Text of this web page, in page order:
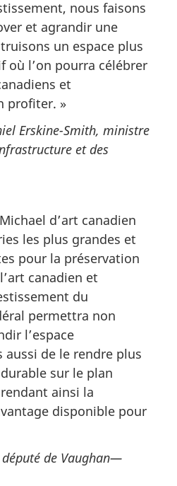
nous faisons
et agrandir une
un espace plus
où l’on pourra célébrer
et
profiter. »
Erskine-Smith, ministre
et des
d’art canadien
les plus grandes et
pour la préservation
canadien et
du
permettra non
l’espace
aussi de le rendre plus
sur le plan
ainsi la
disponible pour
député de Vaughan—